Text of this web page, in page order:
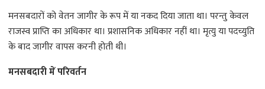
मनसबदारों को वेतन जागीर के रूप में या नकद दिया जाता था। परन्तु केवल
राजस्व प्राप्ति का अधिकार था। प्रशासनिक अधिकार नहीं था। मृत्यु या पदच्युति
के बाद जागीर वापस करनी होती थी।
मनसबदारी में परिवर्तन